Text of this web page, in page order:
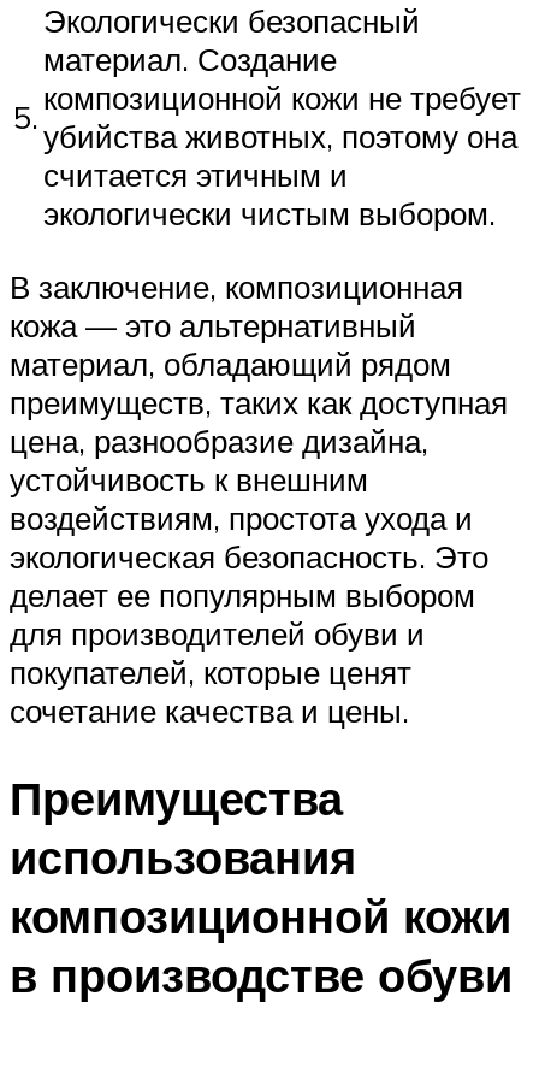
5.
Экологически безопасный
материал. Создание
композиционной кожи не требует
убийства животных, поэтому она
считается этичным и
экологически чистым выбором.
В заключение, композиционная
кожа — это альтернативный
материал, обладающий рядом
преимуществ, таких как доступная
цена, разнообразие дизайна,
устойчивость к внешним
воздействиям, простота ухода и
экологическая безопасность. Это
делает ее популярным выбором
для производителей обуви и
покупателей, которые ценят
сочетание качества и цены.
Преимущества
использования
композиционной кожи
в производстве обуви